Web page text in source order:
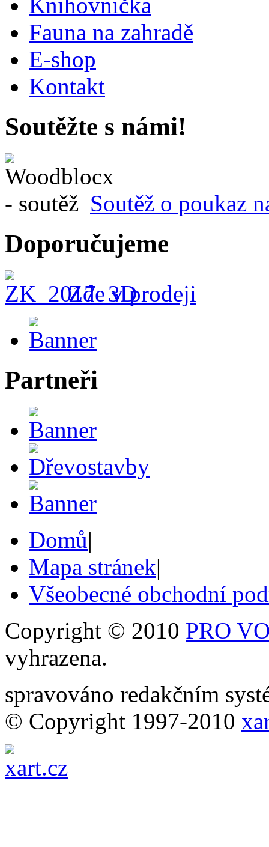
Knihovnička
Fauna na zahradě
E-shop
Kontakt
Soutěžte s námi!
Soutěž o poukaz
Doporučujeme
Zde v prodeji
Partneři
Domů|
Mapa stránek|
Všeobecné obchodní
Copyright © 2010 PRO
vyhrazena.
spravováno redakčním
© Copyright 1997-2010